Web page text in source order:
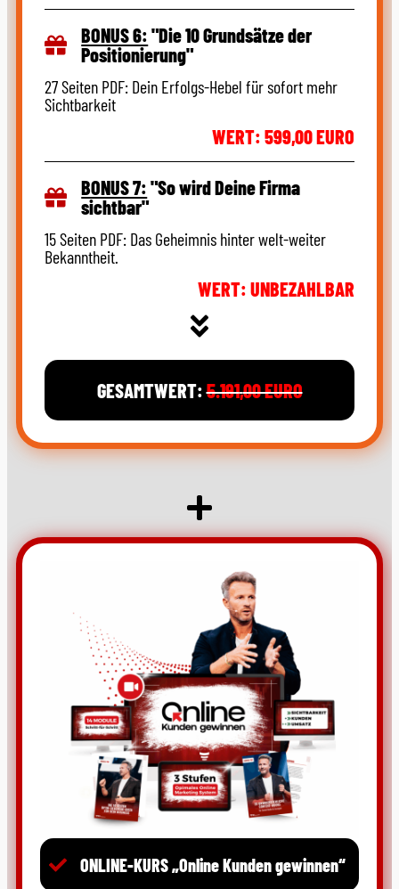
BONUS 6:"Die 10 Grundsätze der
Positionierung"
27 Seiten PDF: Dein Erfolgs-Hebel für sofort mehr
Sichtbarkeit​
WERT: 599,00 EURO
BONUS 7:"So wird Deine Firma
sichtbar"
15 Seiten PDF: Das Geheimnis hinter welt-weiter
Bekanntheit​.
WERT: UNBEZAHLBAR
GESAMTWERT:5.191,00 EURO
ONLINE-KURS „Online Kunden gewinnen“